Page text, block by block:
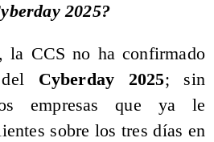
2025?
la CCS no ha confirmado
Cyberday 2025; sin
empresas que ya le
sobre los tres días en